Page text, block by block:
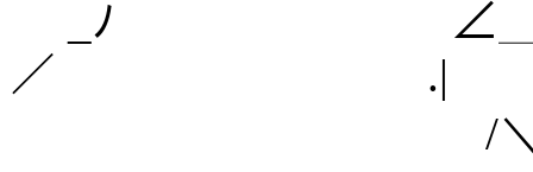
_ﾉ ∠＿__＿＿
／ .|
/